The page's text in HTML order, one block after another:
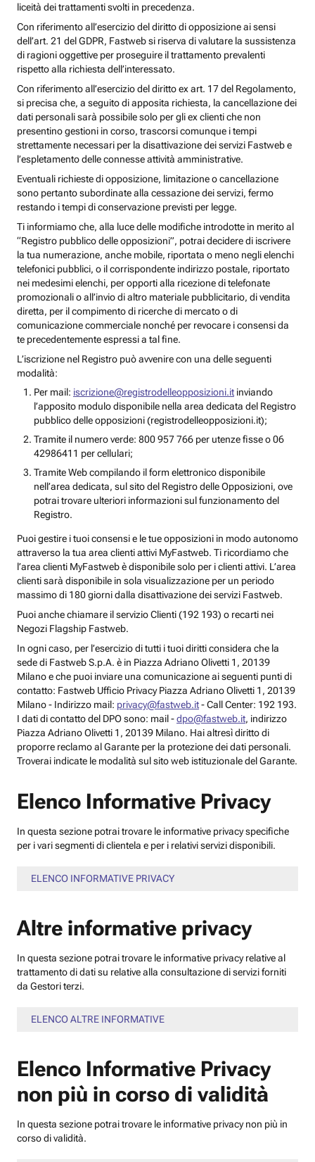
liceità dei trattamenti svolti in precedenza.
Con riferimento all’esercizio del diritto di opposizione ai sensi
dell’art. 21 del GDPR, Fastweb si riserva di valutare la sussistenza
di ragioni oggettive per proseguire il trattamento prevalenti
rispetto alla richiesta dell’interessato.
Con riferimento all’esercizio del diritto ex art. 17 del Regolamento,
si precisa che, a seguito di apposita richiesta, la cancellazione dei
dati personali sarà possibile solo per gli ex clienti che non
presentino gestioni in corso, trascorsi comunque i tempi
strettamente necessari per la disattivazione dei servizi Fastweb e
l’espletamento delle connesse attività amministrative.
Eventuali richieste di opposizione, limitazione o cancellazione
sono pertanto subordinate alla cessazione dei servizi, fermo
restando i tempi di conservazione previsti per legge.
Ti informiamo che, alla luce delle modifiche introdotte in merito al
“Registro pubblico delle opposizioni”, potrai decidere di iscrivere
la tua numerazione, anche mobile, riportata o meno negli elenchi
telefonici pubblici, o il corrispondente indirizzo postale, riportato
nei medesimi elenchi, per opporti alla ricezione di telefonate
promozionali o all’invio di altro materiale pubblicitario, di vendita
diretta, per il compimento di ricerche di mercato o di
comunicazione commerciale nonché per revocare i consensi da
te precedentemente espressi a tal fine.
L’iscrizione nel Registro può avvenire con una delle seguenti
modalità:
Per mail: iscrizione@registrodelleopposizioni.it inviando
l’apposito modulo disponibile nella area dedicata del Registro
pubblico delle opposizioni (registrodelleopposizioni.it);
Tramite il numero verde: 800 957 766 per utenze fisse o 06
42986411 per cellulari;
Tramite Web compilando il form elettronico disponibile
nell’area dedicata, sul sito del Registro delle Opposizioni, ove
potrai trovare ulteriori informazioni sul funzionamento del
Registro.
Puoi gestire i tuoi consensi e le tue opposizioni in modo autonomo
attraverso la tua area clienti attivi MyFastweb. Ti ricordiamo che
l’area clienti MyFastweb è disponibile solo per i clienti attivi. L’area
clienti sarà disponibile in sola visualizzazione per un periodo
massimo di 180 giorni dalla disattivazione dei servizi Fastweb.
Puoi anche chiamare il servizio Clienti (192 193) o recarti nei
Negozi Flagship Fastweb.
In ogni caso, per l’esercizio di tutti i tuoi diritti considera che la
sede di Fastweb S.p.A. è in Piazza Adriano Olivetti 1, 20139
Milano e che puoi inviare una comunicazione ai seguenti punti di
contatto: Fastweb Ufficio Privacy Piazza Adriano Olivetti 1, 20139
Milano - Indirizzo mail: privacy@fastweb.it- Call Center: 192 193.
I dati di contatto del DPO sono: mail -dpo@fastweb.it, indirizzo
Piazza Adriano Olivetti 1, 20139 Milano. Hai altresì diritto di
proporre reclamo al Garante per la protezione dei dati personali.
Troverai indicate le modalità sul sito web istituzionale del Garante.
Elenco Informative Privacy
In questa sezione potrai trovare le informative privacy specifiche
per i vari segmenti di clientela e per i relativi servizi disponibili.
ELENCO INFORMATIVE PRIVACY
Altre informative privacy
In questa sezione potrai trovare le informative privacy relative al
trattamento di dati su relative alla consultazione di servizi forniti
da Gestori terzi.
ELENCO ALTRE INFORMATIVE
Elenco Informative Privacy
non più in corso di validità
In questa sezione potrai trovare le informative privacy non più in
corso di validità.